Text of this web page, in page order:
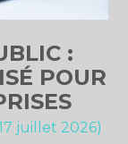
:
POUR
juillet 2026)